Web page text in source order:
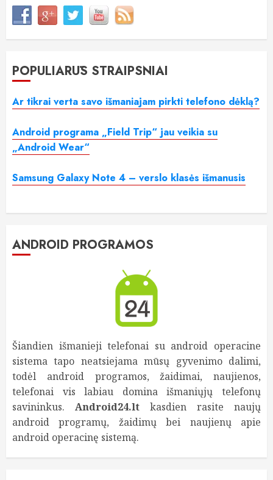
POPULIARŪS STRAIPSNIAI
Ar tikrai verta savo išmaniajam pirkti telefono dėklą?
Android programa „Field Trip“ jau veikia su
„Android Wear“
Samsung Galaxy Note 4 – verslo klasės išmanusis
ANDROID PROGRAMOS
Šiandien išmanieji telefonai su android operacine
sistema tapo neatsiejama mūsų gyvenimo dalimi,
todėl android programos, žaidimai, naujienos,
telefonai vis labiau domina išmaniųjų telefonų
savininkus. Android24.lt kasdien rasite naujų
android programų, žaidimų bei naujienų apie
android operacinę sistemą.